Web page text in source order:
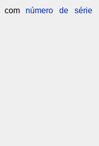
com número de série